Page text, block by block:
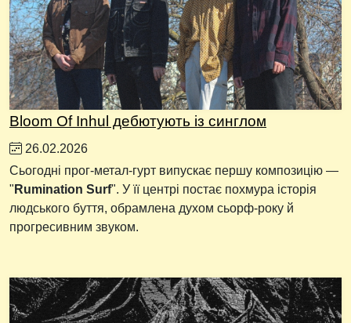
Bloom Of Inhul дебютують із синглом
26.02.2026
Сьогодні прог-метал-гурт випускає першу композицію —
" Rumination Surf". У її центрі постає похмура історія
людського буття, обрамлена духом сьорф-року й
прогресивним звуком.